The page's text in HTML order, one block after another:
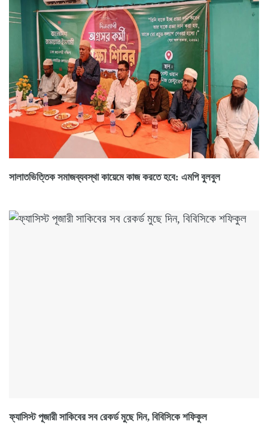
সালাতভিত্তিক সমাজব্যবস্থা কায়েমে কাজ করতে হবে: এমপি বুলবুল
ফ্যাসিস্ট পূজারী সাকিবের সব রেকর্ড মুছে দিন, বিবিসিকে শফিকুল